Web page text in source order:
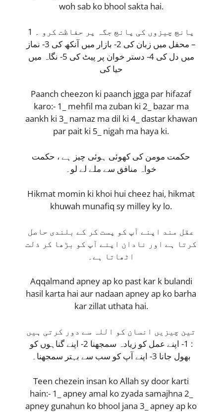
woh sab ko bhool sakta hai.
پانچ چیزوں کی پانچ جگہ پر حفاظت کرو ۔ 1
– محفل میں زبان کی 2- بازار میں آنکھ کی 3- نماز
میں دل کی 4- دستر خوان پر پیٹ کی 5- نگاہ میں
حیا کی
Paanch cheezon ki paanch jgga par hifazaf
karo:- 1_ mehfil ma zuban ki 2_ bazar ma
aankh ki 3_ namaz ma dil ki 4_ dastar khawan
par pait ki 5_ nigah ma haya ki.
حکمت مومن کی کھوئی ہوئی چیز ہے ، حکمت
خواہ منافق سے ملے لے لو۔
Hikmat momin ki khoi hui cheez hai, hikmat
khuwah munafiq sy milley ky lo.
عقل مند اپنے آپ کو پست کر کے بلندی حاصل
کرتا ہے اور نادان اپنے آپ کو بڑھا کر ذلت
اٹھاتا ہے۔
Aqqalmand apney ap ko past kar k bulandi
hasil karta hai aur nadaan apney ap ko barha
kar zillat uthata hai.
تین چیزیں انسان کو اللہ سے دور کرتی ہیں
: 1- اپنے عمل کو زیادہ سمجھنا 2- اپنے گناہوں کو
بھول جانا 3- اپنے آپ کو سب سے بہتر سمجھنا۔
Teen chezein insan ko Allah sy door karti
hain:- 1_ apney amal ko zyada samajhna 2_
apney gunahun ko bhool jana 3_ apney ap ko